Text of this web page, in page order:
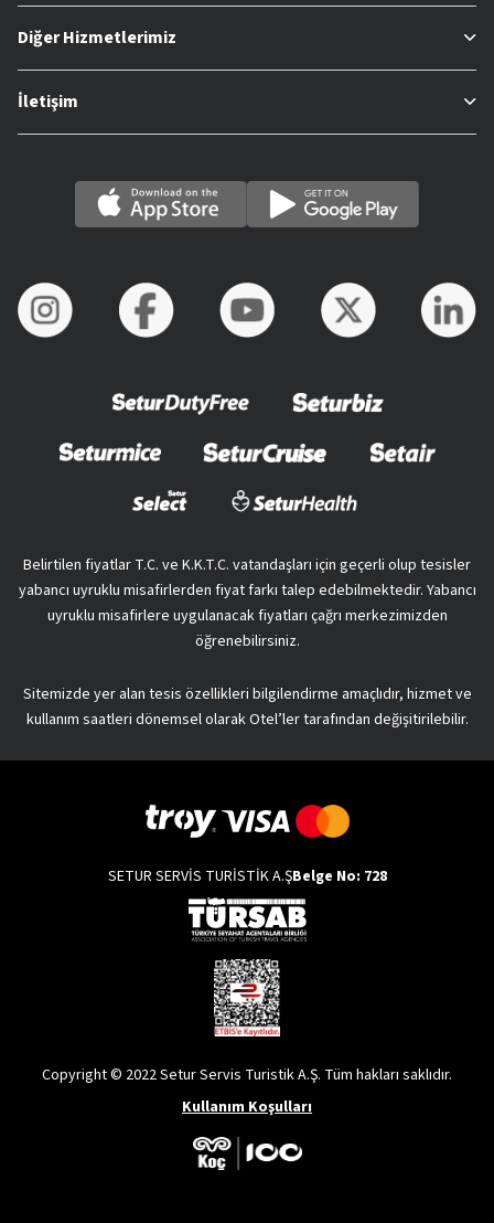
Diğer Hizmetlerimiz
İletişim
Belirtilen fiyatlar T.C. ve K.K.T.C. vatandaşları için geçerli olup tesisler
yabancı uyruklu misafirlerden fiyat farkı talep edebilmektedir. Yabancı
uyruklu misafirlere uygulanacak fiyatları çağrı merkezimizden
öğrenebilirsiniz.
Sitemizde yer alan tesis özellikleri bilgilendirme amaçlıdır, hizmet ve
kullanım saatleri dönemsel olarak Otel’ler tarafından değişitirilebilir.
SETUR SERVİS TURİSTİK A.ŞBelge No: 728
Copyright © 2022 Setur Servis Turistik A.Ş. Tüm hakları saklıdır.
Kullanım Koşulları